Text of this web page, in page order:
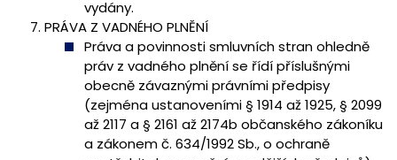
vydány.
PRÁVA Z VADNÉHO PLNĚNÍ
Práva a povinnosti smluvních stran ohledně
práv z vadného plnění se řídí příslušnými
obecně závaznými právními předpisy
(zejména ustanoveními § 1914 až 1925, § 2099
až 2117 a § 2161 až 2174b občanského zákoníku
a zákonem č. 634/1992 Sb., o ochraně